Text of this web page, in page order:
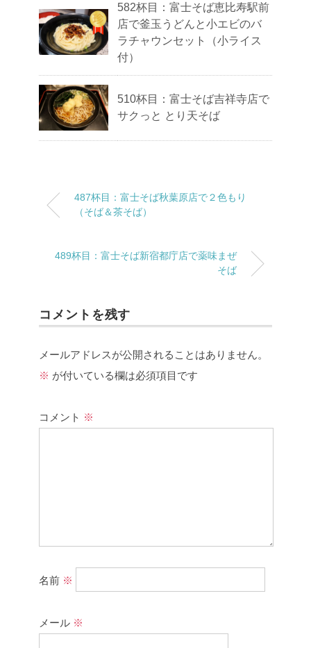
582杯目：富士そば恵比寿駅前
店で釜玉うどんと小エビのバ
ラチャウンセット（小ライス
付）
510杯目：富士そば吉祥寺店で
サクっと とり天そば
487杯目：富士そば秋葉原店で２色もり
（そば＆茶そば）
489杯目：富士そば新宿都庁店で薬味まぜ
そば
コメントを残す
メールアドレスが公開されることはありません。
※ が付いている欄は必須項目です
コメント ※
名前 ※
メール ※